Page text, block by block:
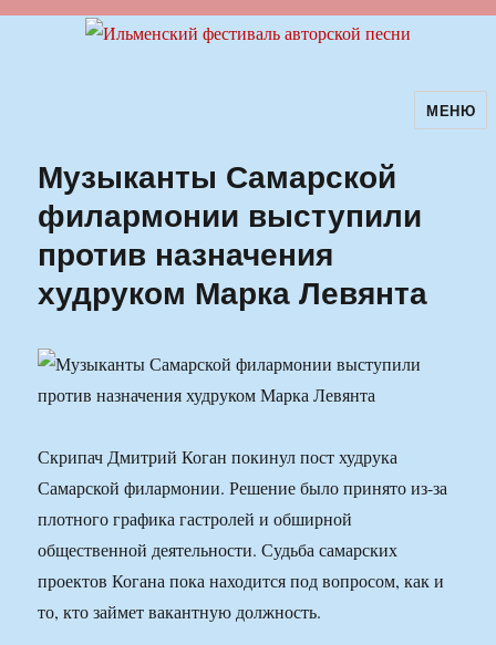
Ильменский фестиваль авторскойМЕНЮ
Музыканты Самарской
филармонии выступили
против назначения
худруком Марка Левянта
Скрипач Дмитрий Коган покинул пост худрука
Самарской филармонии. Решение было принято из-за
плотного графика гастролей и обширной
общественной деятельности. Судьба самарских
проектов Когана пока находится под вопросом, как и
то, кто займет вакантную должность.